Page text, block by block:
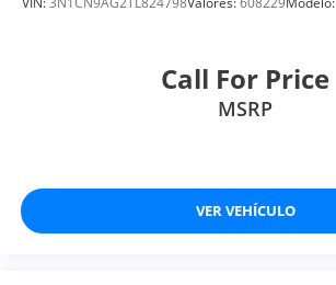
Call For Price
MSRP
VER VEHÍCULO